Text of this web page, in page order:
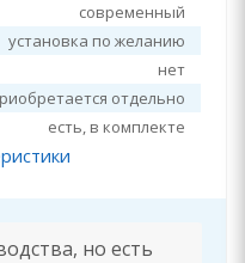
современный
установка по желанию
нет
отдельно
есть, в комплекте
но есть